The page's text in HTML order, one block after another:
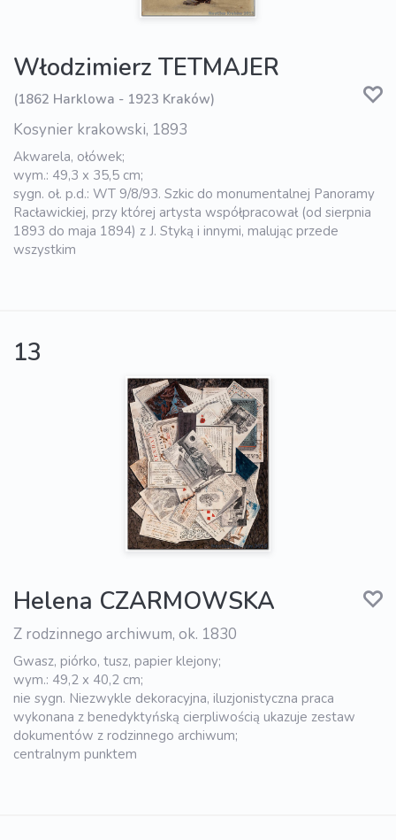
Włodzimierz TETMAJER
(1862 Harklowa - 1923 Kraków)
Kosynier krakowski, 1893
Akwarela, ołówek;
wym.: 49,3 x 35,5 cm;
sygn. oł. p.d.: WT 9/8/93. Szkic do monumentalnej Panoramy
Racławickiej, przy której artysta współpracował (od sierpnia
1893 do maja 1894) z J. Styką i innymi, malując przede
wszystkim
13
Helena CZARMOWSKA
Z rodzinnego archiwum, ok. 1830
Gwasz, piórko, tusz, papier klejony;
wym.: 49,2 x 40,2 cm;
nie sygn. Niezwykle dekoracyjna, iluzjonistyczna praca
wykonana z benedyktyńską cierpliwością ukazuje zestaw
dokumentów z rodzinnego archiwum;
centralnym punktem